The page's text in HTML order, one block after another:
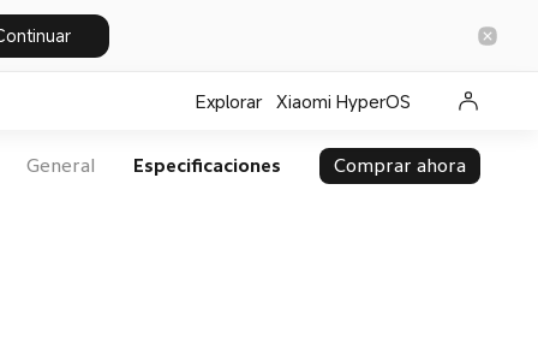
Explorar Xiaomi HyperOS
General Especificaciones Comprar ahora